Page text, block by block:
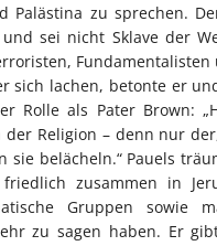
Palästina zu sprechen.
sei nicht Sklave der
sich lachen, betonte er
Rolle als Pater Brown:
der Religion – denn nur
sie belächeln.“ Pauels
zusammen in
Gruppen sowie
zu sagen haben. Er